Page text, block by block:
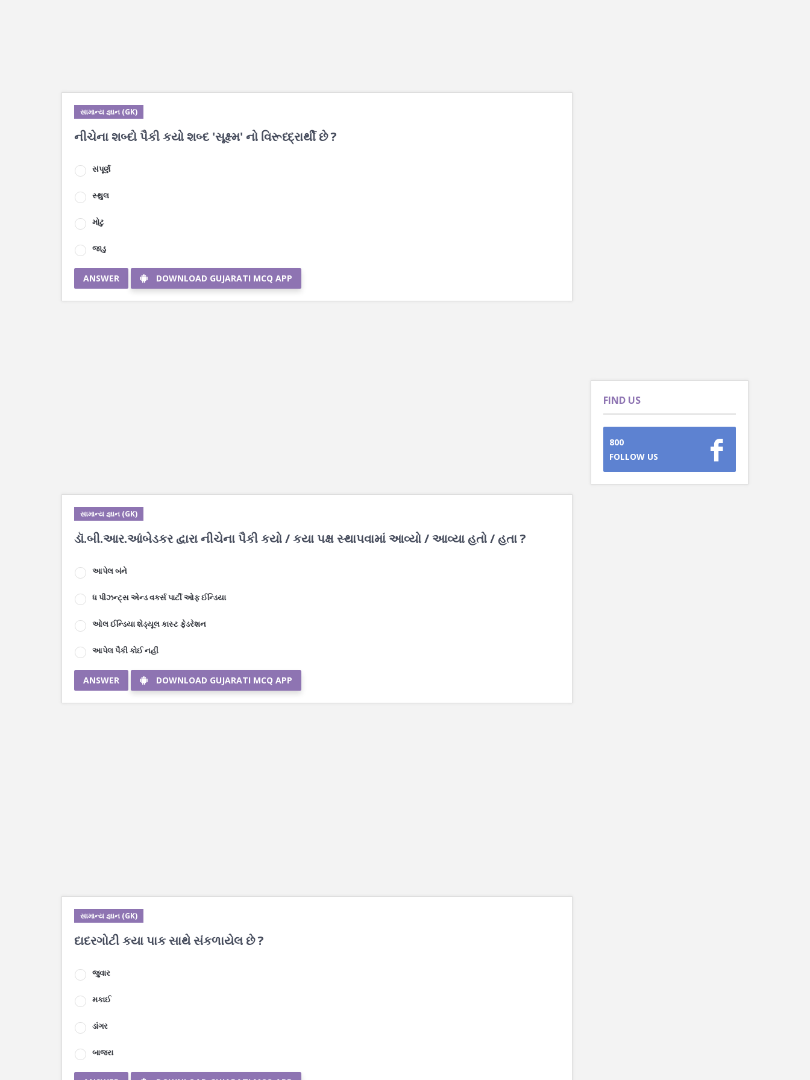
સામાન્ય જ્ઞાન (GK)
નીચેના શબ્દો પૈકી કયો શબ્દ 'સૂક્ષ્મ' નો વિરૂધ્દ્રાર્થી છે ?
સંપૂર્ણ
સ્થુલ
મોટુ
જાડુ
ANSWER DOWNLOAD GUJARATI MCQ APP
સામાન્ય જ્ઞાન (GK)
ડૉ.બી.આર.આંબેડકર દ્વારા નીચેના પૈકી કયો / કયા પક્ષ સ્થાપવામાં આવ્યો / આવ્યા હતો / હતા ?
આપેલ બંને
ધ પીઝન્ટ્સ એન્ડ વકર્સ પાર્ટી ઓફ ઈન્ડિયા
ઓલ ઈન્ડિયા શેડ્યૂલ કાસ્ટ ફેડરેશન
આપેલ પૈકી કોઈ નહીં
ANSWER DOWNLOAD GUJARATI MCQ APP
સામાન્ય જ્ઞાન (GK)
દાદરગોટી કયા પાક સાથે સંકળાયેલ છે ?
જુવાર
મકાઈ
ડાંગર
બાજરા
FIND US
800
FOLLOW US